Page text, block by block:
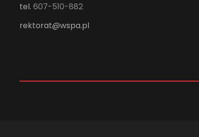
tel. 607-510-882
rektorat@wspa.pl